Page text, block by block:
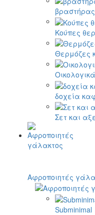
βραστήρας
Κούπες
Θερμόζες
δοχεία
Σετ και
Αφροποιητές
Subminimal